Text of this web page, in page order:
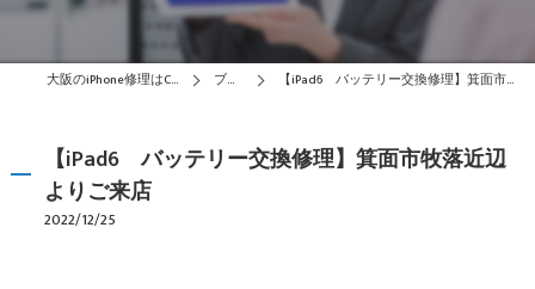
大阪のiPhone修理はCare Mobile ブログ 【iPad6 バッテリー交換修理】箕面市牧落近辺よりご来店
【iPad6 バッテリー交換修理】箕面市牧落近辺
よりご来店
2022/12/25